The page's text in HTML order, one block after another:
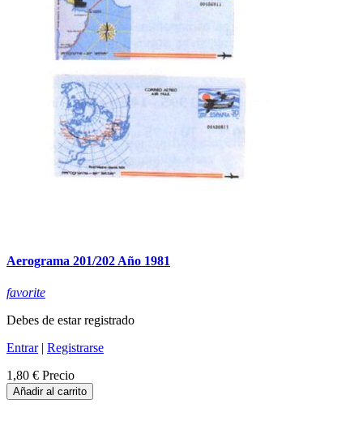
Aerograma 201/202 Año 1981
favorite
Debes de estar registrado
Entrar| Registrarse
1,80 € Precio
Añadir al carrito